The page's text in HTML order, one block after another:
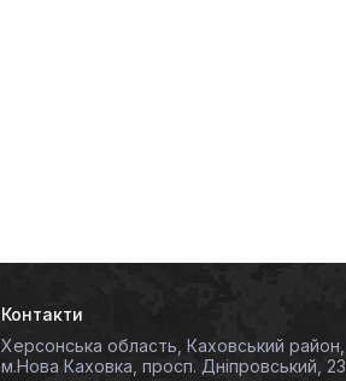
Контакти
Херсонська область, Каховський район,
м.Нова Каховка, просп. Дніпровський, 23